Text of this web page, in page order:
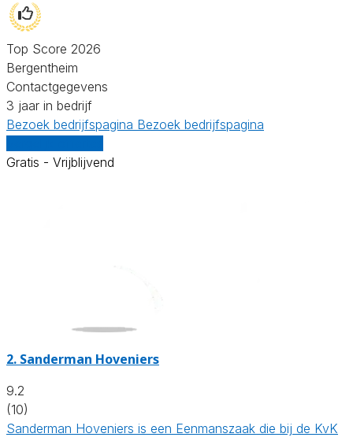
Top Score 2026
Bergentheim
Contactgegevens
3 jaar in bedrijf
Bezoek bedrijfspagina Bezoek bedrijfspagina
Gratis - Vrijblijvend
2. Sanderman Hoveniers
9.2
(10)
Sanderman Hoveniers is een Eenmanszaak die bij de KvK